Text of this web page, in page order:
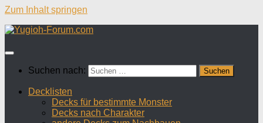
Zum Inhalt springen
Suchen nach:
Decklisten
Decks für bestimmte Monster
Decks nach Charakter